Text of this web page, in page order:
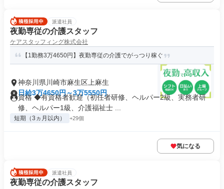
派遣社員
夜勤専従の介護スタッフ
ケアスタッフィング株式会社
【1勤務3万4650円】夜勤専従の介護でがっつり稼ぐ
神奈川県川崎市麻生区上麻生
日給3万4650円～3万5550円
資格 ◆有資格者歓迎（初任者研修、ヘルパー2級、実務者研
修、ヘルパー1級、介護福祉士 ...
短期（3ヵ月以内） +29個
気になる
派遣社員
夜勤専従の介護スタッフ